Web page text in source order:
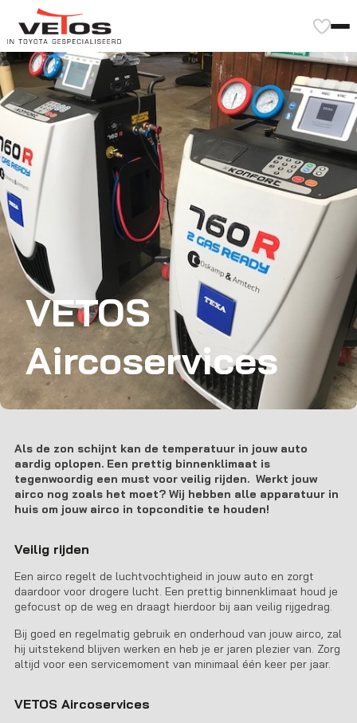
VETOS
Aircoservices
Als de zon schijnt kan de temperatuur in jouw auto
aardig oplopen. Een prettig binnenklimaat is
tegenwoordig een must voor veilig rijden. Werkt jouw
airco nog zoals het moet? Wij hebben alle apparatuur in
huis om jouw airco in topconditie te houden!
Veilig rijden
Een airco regelt de luchtvochtigheid in jouw auto en zorgt
daardoor voor drogere lucht. Een prettig binnenklimaat houd je
gefocust op de weg en draagt hierdoor bij aan veilig rijgedrag.
Bij goed en regelmatig gebruik en onderhoud van jouw airco, zal
hij uitstekend blijven werken en heb je er jaren plezier van. Zorg
altijd voor een servicemoment van minimaal één keer per jaar.
VETOS Aircoservices